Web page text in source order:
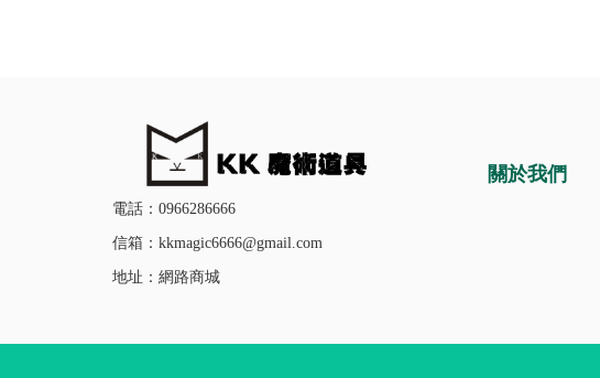
電話：0966286666
信箱：kkmagic6666@gmail.com
地址：網路商城
關於我們